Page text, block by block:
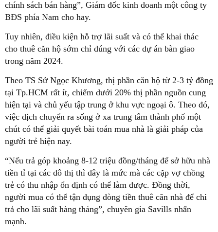
chính sách bán hàng”, Giám đốc kinh doanh một công ty
BĐS phía Nam cho hay.
Tuy nhiên, điều kiện hỗ trợ lãi suất và có thể khai thác
cho thuê căn hộ sớm chỉ đúng với các dự án bàn giao
trong năm 2024.
Theo TS Sử Ngọc Khương, thị phần căn hộ từ 2-3 tỷ đồng
tại Tp.HCM rất ít, chiếm dưới 20% thị phần nguồn cung
hiện tại và chủ yếu tập trung ở khu vực ngoại ô. Theo đó,
việc dịch chuyển ra sống ở xa trung tâm thành phố một
chút có thể giải quyết bài toán mua nhà là giải pháp của
người trẻ hiện nay.
“Nếu trả góp khoảng 8-12 triệu đồng/tháng để sở hữu nhà
tiền tỉ tại các đô thị thì đây là mức mà các cặp vợ chồng
trẻ có thu nhập ổn định có thể làm được. Đồng thời,
người mua có thể tận dụng dòng tiền thuê căn nhà để chi
trả cho lãi suất hàng tháng”, chuyên gia Savills nhấn
mạnh.